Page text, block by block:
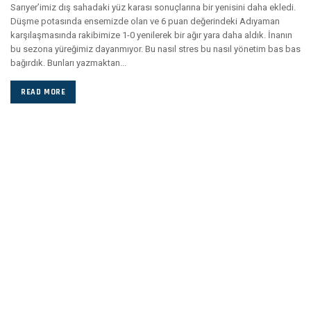
Sarıyer’imiz dış sahadaki yüz karası sonuçlarına bir yenisini daha ekledi.
Düşme potasında ensemizde olan ve 6 puan değerindeki Adıyaman
karşılaşmasında rakibimize 1-0 yenilerek bir ağır yara daha aldık. İnanın
bu sezona yüreğimiz dayanmıyor. Bu nasıl stres bu nasıl yönetim bas bas
bağırdık. Bunları yazmaktan...
READ MORE